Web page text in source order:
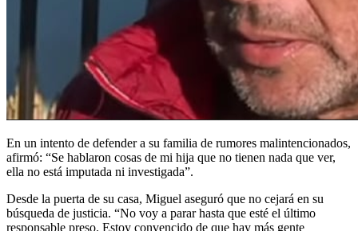
En un intento de defender a su familia de rumores malintencionados,
afirmó: “Se hablaron cosas de mi hija que no tienen nada que ver,
ella no está imputada ni investigada”.
Desde la puerta de su casa, Miguel aseguró que no cejará en su
búsqueda de justicia. “No voy a parar hasta que esté el último
responsable preso. Estoy convencido de que hay más gente